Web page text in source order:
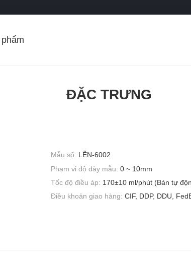
ĐẶC TRƯNG
Mẫu số: LÊN-6002
Phạm vi độ dày mẫu: 0 ~ 10mm
Tốc độ điều áp: 170±10 ml/phút (Bán tự
Điều khoản giao hàng: CIF, DDP, DDU,